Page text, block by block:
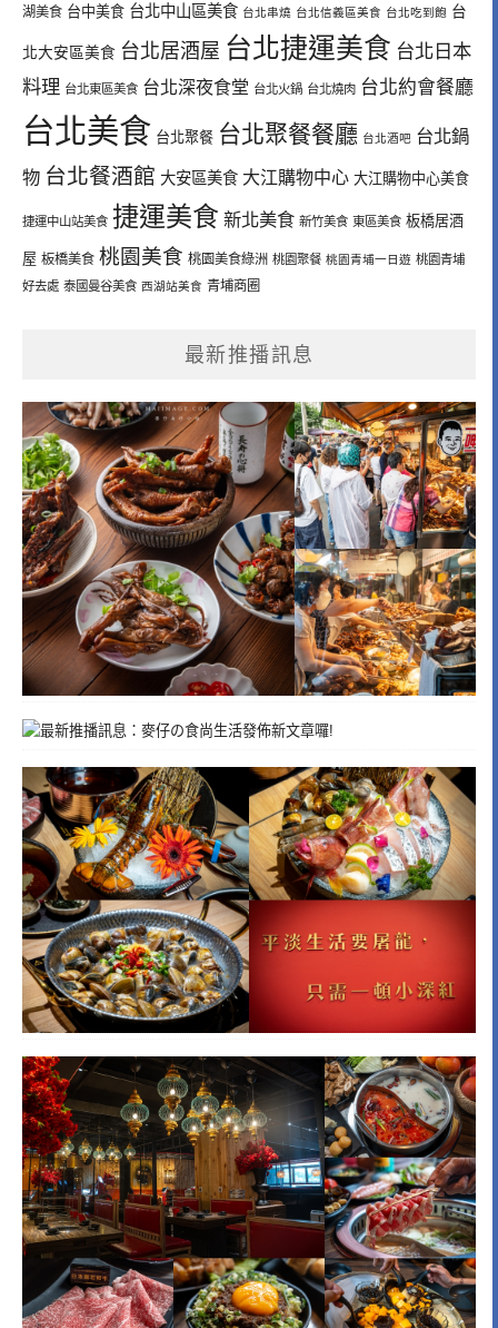
湖美食 台中美食 台北中山區美食 台北串燒 台北信義區美食 台北吃到飽 台
北大安區美食 台北居酒屋 台北捷運美食 台北日本
料理 台北東區美食 台北深夜食堂 台北火鍋 台北燒肉 台北約會餐廳
台北美食 台北聚餐 台北聚餐餐廳 台北酒吧 台北鍋
物 台北餐酒館 大安區美食 大江購物中心 大江購物中心美食
捷運中山站美食 捷運美食 新北美食 新竹美食 東區美食 板橋居酒
屋 板橋美食 桃園美食 桃園美食綠洲 桃園聚餐 桃園青埔一日遊 桃園青埔
好去處 泰國曼谷美食 西湖站美食 青埔商圈
最新推播訊息